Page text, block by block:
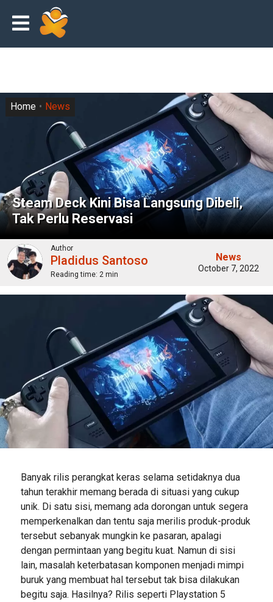
Steam Deck Kini Bisa Langsung Dibeli,
Tak Perlu Reservasi
Home News
Author
Pladidus Santoso
Reading time: 2 min
News
October 7, 2022
Banyak rilis perangkat keras selama setidaknya dua
tahun terakhir memang berada di situasi yang cukup
unik. Di satu sisi, memang ada dorongan untuk segera
memperkenalkan dan tentu saja merilis produk-produk
tersebut sebanyak mungkin ke pasaran, apalagi
dengan permintaan yang begitu kuat. Namun di sisi
lain, masalah keterbatasan komponen menjadi mimpi
buruk yang membuat hal tersebut tak bisa dilakukan
begitu saja. Hasilnya? Rilis seperti Playstation 5